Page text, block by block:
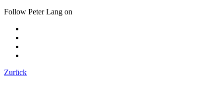
Follow Peter Lang on
Zurück